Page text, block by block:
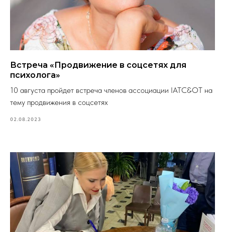
Встреча «Продвижение в соцсетях для
психолога»
10 августа пройдет встреча членов ассоциации IATC&OT на
тему продвижения в соцсетях
02.08.2023